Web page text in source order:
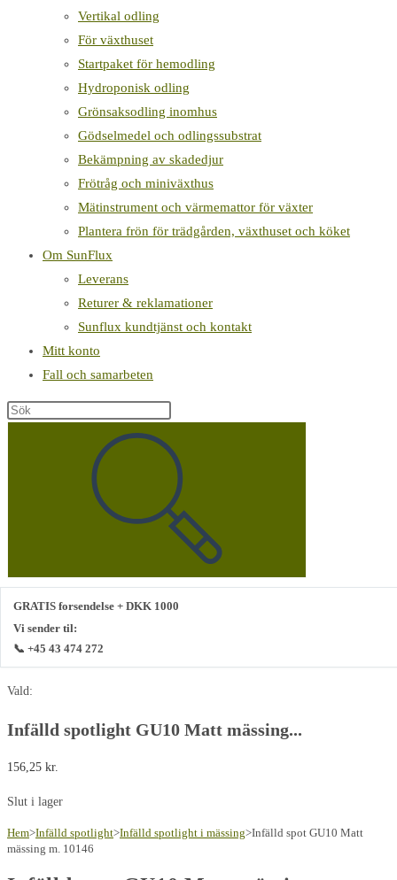
Vertikal odling
För växthuset
Startpaket för hemodling
Hydroponisk odling
Grönsaksodling inomhus
Gödselmedel och odlingssubstrat
Bekämpning av skadedjur
Frötråg och miniväxthus
Mätinstrument och värmemattor för växter
Plantera frön för trädgården, växthuset och köket
Om SunFlux
Leverans
Returer & reklamationer
Sunflux kundtjänst och kontakt
Mitt konto
Fall och samarbeten
Sök
GRATIS forsendelse + DKK 1000
Vi sender til:
📞 +45 43 474 272
Vald:
Infälld spotlight GU10 Matt mässing...
156,25 kr.
Slut i lager
Hem>Infälld spotlight>Infälld spotlight i mässing>Infälld spot GU10 Matt
mässing m. 10146